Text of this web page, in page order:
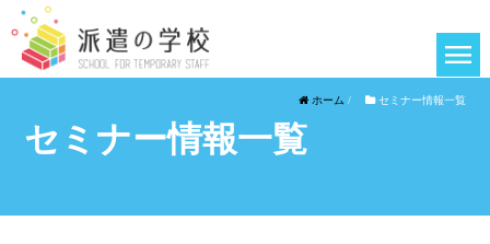
ホーム / セミナー情報一覧
セミナー情報一覧